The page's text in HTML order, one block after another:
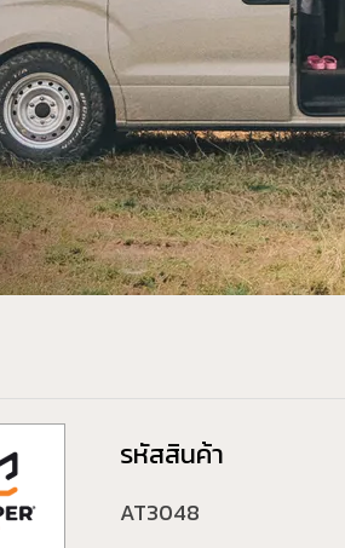
รหัสสินค้า
AT3048